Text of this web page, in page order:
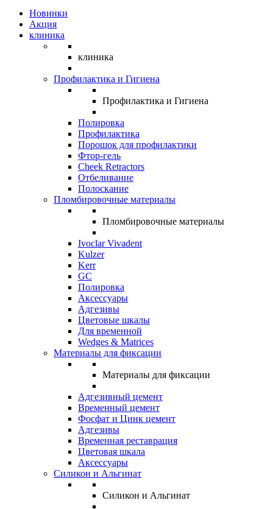
Новинки
Акция
клиника
клиника
Профилактика и Гигиена
Профилактика и Гигиена
Полировка
Профилактика
Порошок для профилактики
Фтор-гель
Cheek Retractors
Отбеливание
Полоскание
Пломбировочные материалы
Пломбировочные материалы
Ivoclar Vivadent
Kulzer
Kerr
GC
Полировка
Аксессуары
Адгезивы
Цветовые шкалы
Для временной
Wedges & Matrices
Материалы для фиксации
Материалы для фиксации
Адгезивный цемент
Временный цемент
Фосфат и Цинк цемент
Адгезивы
Временная реставрация
Цветовая шкала
Аксессуары
Силикон и Альгинат
Силикон и Альгинат